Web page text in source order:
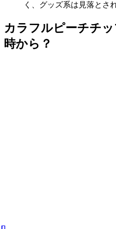
く、グッズ系は見落とさ
カラフルピーチチ
時から？